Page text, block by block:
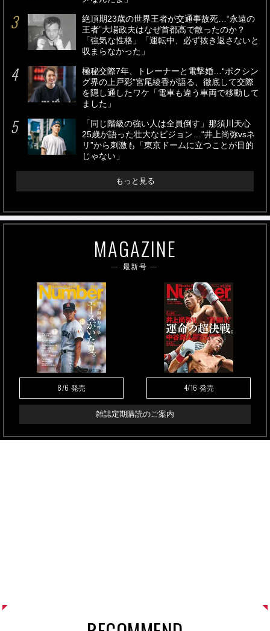
絶頂期23歳の世界王者が交通事故死…“永遠の
王者”大場政夫はなぜ首都高で散ったのか？
「強気な性格」「運転中、必ず抜き返さないと
収まらなかった」
極秘交際7年、トレーナーと電撃婚…“ボクシン
グ界の上戸彩”宮尾綾香が語る、徹底して交際
を隠し通したワケ「電車も違う車両で移動して
ました」
「同じ階級の強い人は全員倒す」那須川天心
25歳が語った壮大なビジョン…“井上尚弥vsネ
リ”から刺激も「東京ドームに立つことが目的
じゃない」
もっと見る
MAGAZINE
最新号
8/6 発売 4/16 発売
雑誌定期購読のご案内